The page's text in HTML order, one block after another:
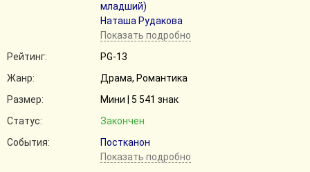
младший)
Наташа Рудакова
Показать подробно
Рейтинг:
PG-13
Жанр:
Драма, Романтика
Размер:
Мини | 5 541 знак
Статус:
Закончен
События:
Постканон
Показать подробно